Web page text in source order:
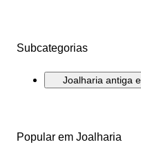
Subcategorias
Joalharia antiga
Popular em Joalharia